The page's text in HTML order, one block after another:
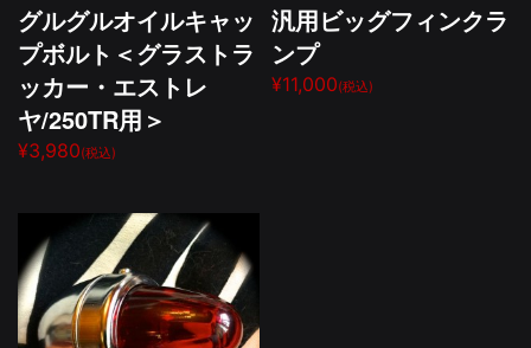
グルグルオイルキャッ
プボルト＜グラストラ
ッカー・エストレ
ヤ/250TR用＞
¥3,980(税込)
汎用ビッグフィンクラ
ンプ
¥11,000(税込)